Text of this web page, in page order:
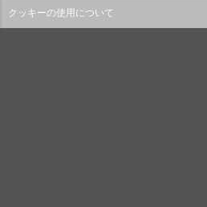
クッキーの使用について